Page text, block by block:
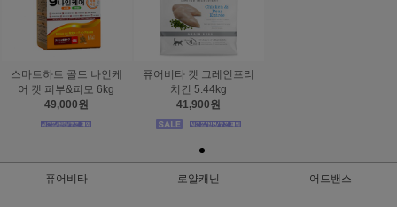
스마트하트 골드 나인케
어 캣 피부&피모 6kg
49,000원
퓨어비타 캣 그레인프리
치킨 5.44kg
41,900원
퓨어비타 로얄캐닌 어드밴스